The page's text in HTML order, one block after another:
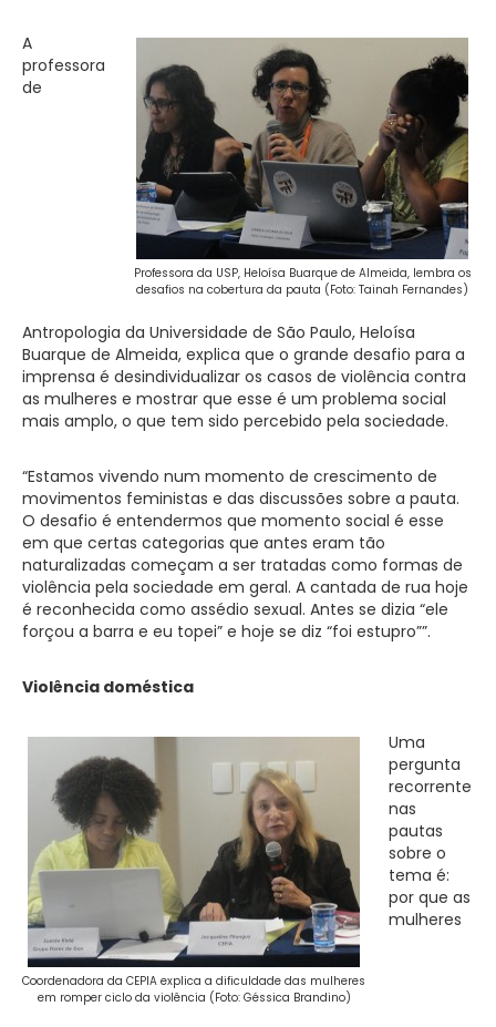
Professora da USP, Heloísa Buarque de Almeida, lembra os
desafios na cobertura da pauta (Foto: Tainah Fernandes)
A
professora
de
Antropologia da Universidade de São Paulo, Heloísa
Buarque de Almeida, explica que o grande desafio para a
imprensa é desindividualizar os casos de violência contra
as mulheres e mostrar que esse é um problema social
mais amplo, o que tem sido percebido pela sociedade.
“Estamos vivendo num momento de crescimento de
movimentos feministas e das discussões sobre a pauta.
O desafio é entendermos que momento social é esse
em que certas categorias que antes eram tão
naturalizadas começam a ser tratadas como formas de
violência pela sociedade em geral. A cantada de rua hoje
é reconhecida como assédio sexual. Antes se dizia “ele
forçou a barra e eu topei” e hoje se diz “foi estupro””.
Violência doméstica
Coordenadora da CEPIA explica a dificuldade das mulheres
em romper ciclo da violência (Foto: Géssica Brandino)
Uma
pergunta
recorrente
nas
pautas
sobre o
tema é:
por que as
mulheres